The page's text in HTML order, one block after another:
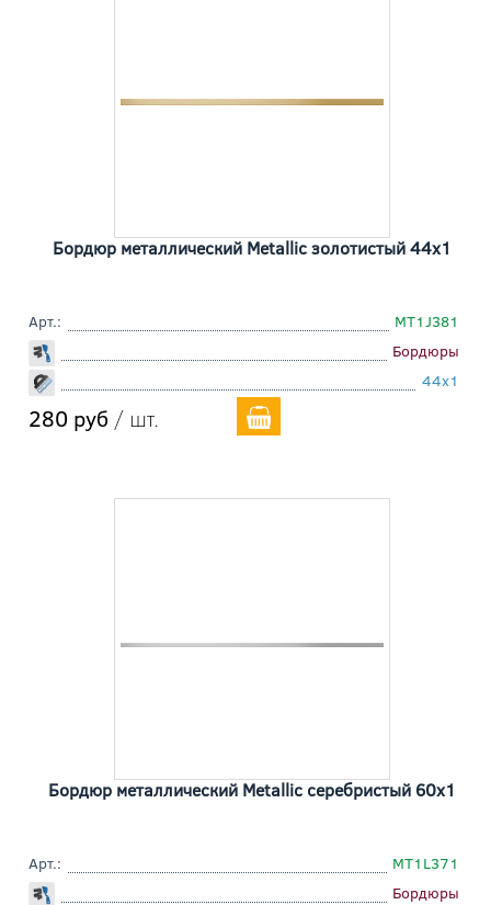
Бордюр металлический Metallic золотистый 44x1
Арт.:
MT1J381
Бордюры
44x1
280 руб / шт.
Бордюр металлический Metallic серебристый 60x1
Арт.:
MT1L371
Бордюры